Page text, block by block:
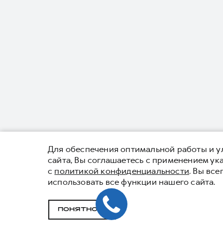
Для обеспечения оптимальной работы и
сайта, Вы соглашаетесь с применением
с политикой конфиденциальности. Вы
использовать все функции нашего сайта.
ПОНЯТНО